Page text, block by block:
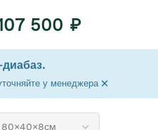
500 ₽
у менеджера ×